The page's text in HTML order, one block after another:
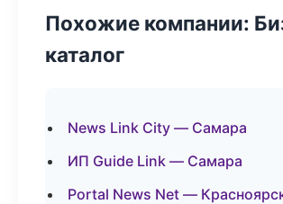
Похожие компании:
каталог
News Link City — Самара
ИП Guide Link — Самара
Portal News Net —